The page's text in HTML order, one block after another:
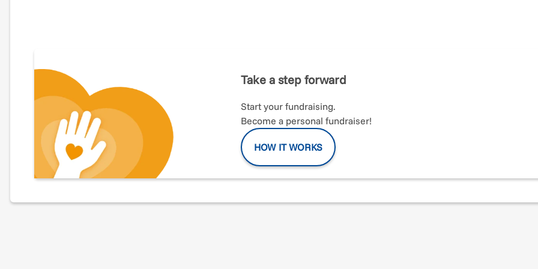
La parte principale di questo programma consiste nell'allestire uno spazio fisico ("angolo delle emozioni') nelle scuole
materne, che funga da terzo educatore e crei opportunità per nuove esperienze e relazioni tra coetanei e adulti, al fine
raggiungere una competenza emotiva.
In questo angolo, i bambini impareranno a parlare apertamente di come si sentono, scopriranno strategie/ modi di
gestire le emozioni primarie (rabbia, paura, tristezza...), e impareranno a rilassarsi in situazioni in cui sono sopraffatti da
uno stato emotivo spiacevole.
Inoltre, "l'angolo delle emozioni" ha l'obiettivo di sostenere il bisogno dei bambini di un contatto ravvicinato, così come
solitudine, per comprendere meglio le proprie emozioni e sviluppare empatia.
Take a step forward
Start your fundraising.
Become a personal fundraiser!
HOW IT WORKS